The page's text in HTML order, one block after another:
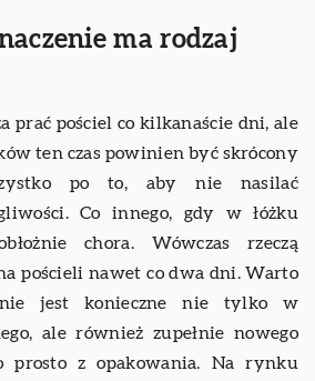
ma rodzaj
prać pościel co kilkanaście dni, ale
ten czas powinien być skrócony
po to, aby nie nasilać
Co innego, gdy w łóżku
chora. Wówczas rzeczą
pościeli nawet co dwa dni. Warto
jest konieczne nie tylko w
ale również zupełnie nowego
prosto z opakowania. Na rynku